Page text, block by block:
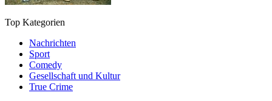
Top Kategorien
Nachrichten
Sport
Comedy
Gesellschaft und Kultur
True Crime